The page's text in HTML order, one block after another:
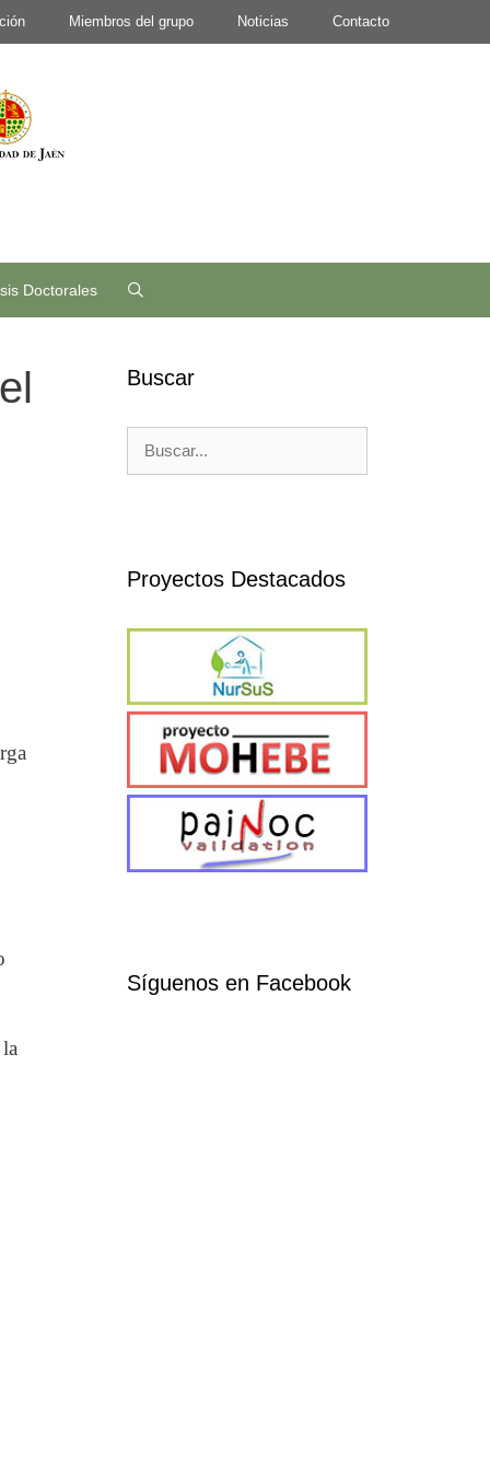
Miembros del grupo Noticias Contacto
Doctorales
Buscar
Proyectos Destacados
Síguenos en Facebook